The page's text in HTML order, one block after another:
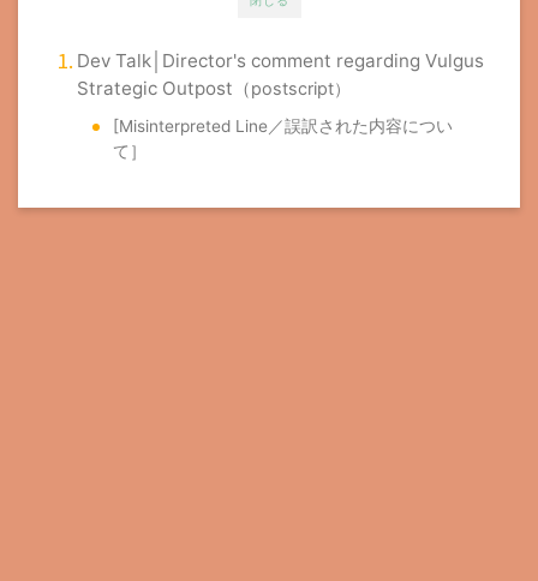
Dev Talk│Director's comment regarding Vulgus
Strategic Outpost（postscript）
[Misinterpreted Line／誤訳された内容につい
て］